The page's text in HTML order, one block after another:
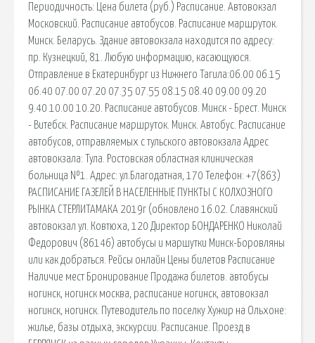
Периодичность: Цена билета (руб.) Расписание. Автовокзал
Московский. Расписание автобусов. Расписание маршруток.
Минск. Беларусь. Здание автовокзала находится по адресу:
пр. Кузнецкий, 81. Любую информацию, касающуюся.
Отправление в Екатеринбург из Нижнего Тагила:06.00 06.15
06.40 07.00 07.20 07.35 07.55 08.15 08.40 09.00 09.20
9.40 10.00 10.20. Расписание автобусов. Минск - Брест. Минск
- Витебск. Расписание маршруток. Минск. Автобус. Расписание
автобусов, отправляемых с тульского автовокзала Адрес
автовокзала: Тула. Ростовская областная клиническая
больница №1. Адрес: ул.Благодатная, 170 Телефон: +7(863)
РАСПИСАНИЕ ГАЗЕЛЕЙ В НАСЕЛЕННЫЕ ПУНКТЫ С КОЛХОЗНОГО
РЫНКА СТЕРЛИТАМАКА 2019г (обновлено 16.02. Славянский
автовокзал ул. Ковтюха, 120 Директор БОНДАРЕНКО Николай
Федорович (86146) автобусы и маршутки Минск-Боровляны
или как добраться. Рейсы онлайн Цены билетов Расписание
Наличие мест Бронирование Продажа билетов. автобусы
ногинск, ногинск москва, расписание ногинск, автовокзал
ногинск, ногинск. Путеводитель по поселку Хужир на Ольхоне:
жилье, базы отдыха, экскурсии. Расписание. Проезд в